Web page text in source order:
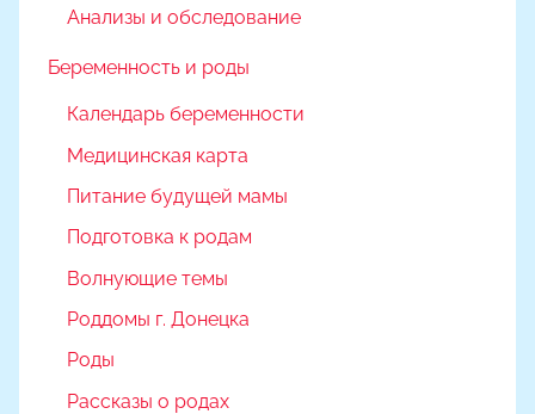
Анализы и обследование
Беременность и роды
Календарь беременности
Медицинская карта
Питание будущей мамы
Подготовка к родам
Волнующие темы
Роддомы г. Донецка
Роды
Рассказы о родах